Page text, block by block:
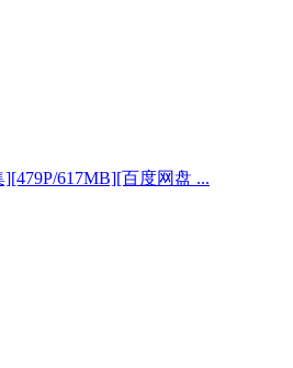
617MB][百度网盘 ...